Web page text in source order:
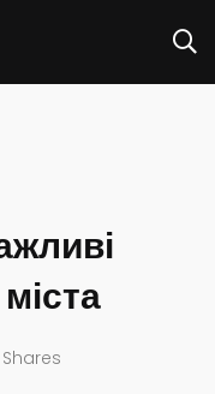
Shares